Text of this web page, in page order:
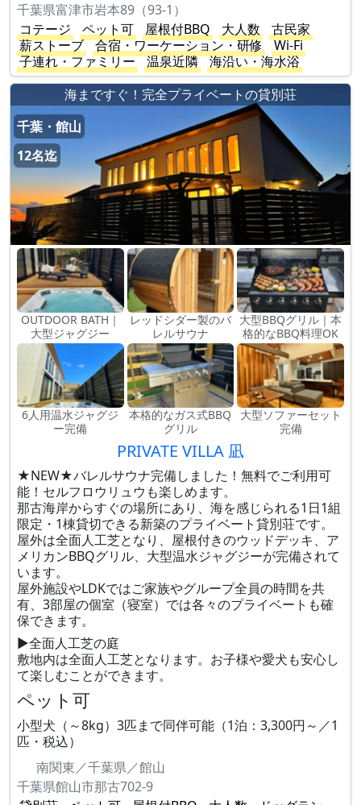
千葉県富津市岩本89（93-1）
コテージ
ペット可 屋根付BBQ 大人数
古民家
薪ストーブ
合宿・ワーケーション・研修
Wi-Fi
子連れ・ファミリー
温泉近隣
海沿い・海水浴
海まですぐ！完全プライベートの貸別荘
千葉・館山
12名迄
OUTDOOR BATH｜
大型ジャグジー
レッドシダー製のバ
レルサウナ
大型BBQグリル｜本
格的なBBQ料理OK
6人用温水ジャグジ
ー完備
本格的なガス式BBQ
グリル
大型ソファーセット
完備
PRIVATE VILLA 凪
★NEW★バレルサウナ完備しました！無料でご利用可
能！セルフロウリュウも楽しめます。
那古海岸からすぐの場所にあり、海を感じられる1日1組
限定・1棟貸切できる新築のプライベート貸別荘です。
屋外は全面人工芝となり、屋根付きのウッドデッキ、ア
メリカンBBQグリル、大型温水ジャグジーが完備されて
います。
屋外施設やLDKではご家族やグループ全員の時間を共
有、3部屋の個室（寝室）では各々のプライベートも確
保できます。
▶︎全面人工芝の庭
敷地内は全面人工芝となります。お子様や愛犬も安心し
て楽しむことができます。
ペット可
小型犬（～8kg）3匹まで同伴可能（1泊：3,300円～／1
匹・税込）
南関東／千葉県／館山
千葉県館山市那古702-9